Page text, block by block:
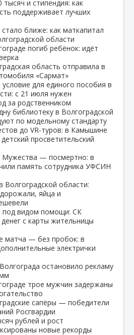
тысяч и стипендия: как
поддерживает лучших
ближе: как маткапитал
области
погиб ребёнок: идёт
область отправила в
«Сармат»
для единого пособия в
с 21 июля нужен
за родственником
библиотеку в Волгоградской
по модельному стандарту
до VR‑туров: в Камышине
просветительский
Мужества — посмертно: в
память сотрудника УФСИН
Волгоградской области:
яйца и
под видом помощи: СК
с карты жительницы
матча — без пробок: в
электрички
остановило рекламу
трое мужчин задержаны
сапёры — победители
Росгвардии
рублей и рост
новые рекорды